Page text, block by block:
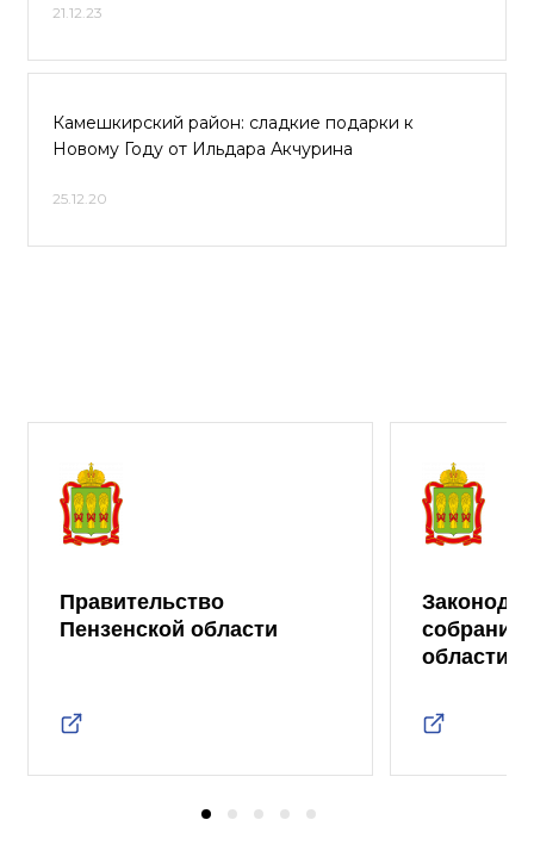
21.12.23
Камешкирский район: сладкие подарки к
Новому Году от Ильдара Акчурина
25.12.20
Правительство
Пензенской области
собрание
области